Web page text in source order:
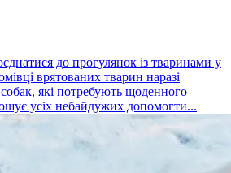
до прогулянок із тваринами у
врятованих тварин наразі
які потребують щоденного
усіх небайдужих допомогти...